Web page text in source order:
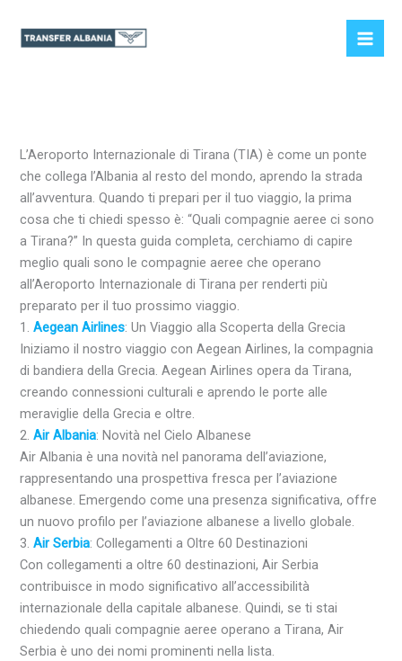
contenuto
L’Aeroporto Internazionale di Tirana (TIA) è come un ponte
che collega l’Albania al resto del mondo, aprendo la strada
all’avventura. Quando ti prepari per il tuo viaggio, la prima
cosa che ti chiedi spesso è: “Quali compagnie aeree ci sono
a Tirana?” In questa guida completa, cerchiamo di capire
meglio quali sono le compagnie aeree che operano
all’Aeroporto Internazionale di Tirana per renderti più
preparato per il tuo prossimo viaggio.
1.Aegean Airlines: Un Viaggio alla Scoperta della Grecia
Iniziamo il nostro viaggio con Aegean Airlines, la compagnia
di bandiera della Grecia. Aegean Airlines opera da Tirana,
creando connessioni culturali e aprendo le porte alle
meraviglie della Grecia e oltre.
2.Air Albania: Novità nel Cielo Albanese
Air Albania è una novità nel panorama dell’aviazione,
rappresentando una prospettiva fresca per l’aviazione
albanese. Emergendo come una presenza significativa, offre
un nuovo profilo per l’aviazione albanese a livello globale.
3.Air Serbia: Collegamenti a Oltre 60 Destinazioni
Con collegamenti a oltre 60 destinazioni, Air Serbia
contribuisce in modo significativo all’accessibilità
internazionale della capitale albanese. Quindi, se ti stai
chiedendo quali compagnie aeree operano a Tirana, Air
Serbia è uno dei nomi prominenti nella lista.